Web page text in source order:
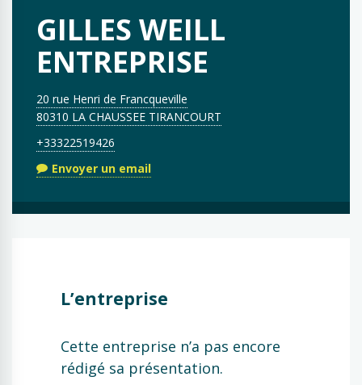
GILLES WEILL
ENTREPRISE
20 rue Henri de Francqueville
80310 LA CHAUSSEE TIRANCOURT
+33322519426
Envoyer un email
L’entreprise
Cette entreprise n’a pas encore
rédigé sa présentation.